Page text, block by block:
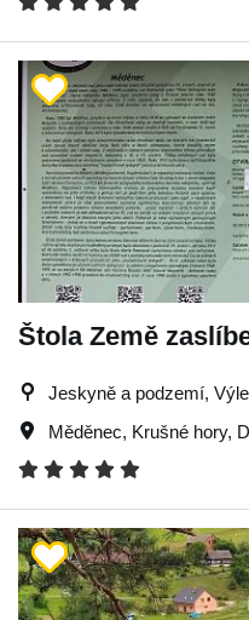
Štola Země
Jeskyně a podzemí,
Měděnec, Krušné hory,